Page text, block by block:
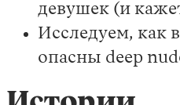
девушек (и
Исследуем, как
опасны deep